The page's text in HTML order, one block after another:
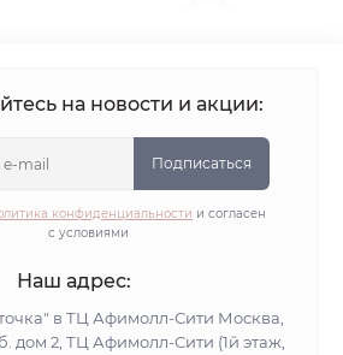
на новости и акции:
Подписаться
конфиденциальности и согласен
с условиями
Наш адрес:
в ТЦ Афимолл-Сити Москва,
дом 2, ТЦ Афимолл-Сити (1й этаж,